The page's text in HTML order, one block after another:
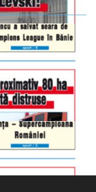
9.00 - 17.00
9.00 - 12.00